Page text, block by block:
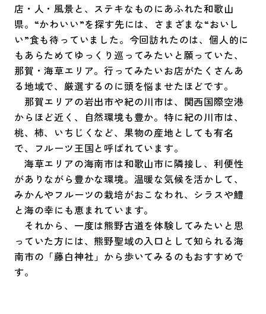
店・人・風景と、ステキなものにあふれた和歌山
県。“かわいい”を探す先には、さまざまな“おいし
い”食も待っていました。今回訪れたのは、個人的に
もあらためてゆっくり巡ってみたいと願っていた、
那賀・海草エリア。行ってみたいお店がたくさんあ
る地域で、厳選するのに頭を悩ませたほどです。
那賀エリアの岩出市や紀の川市は、関西国際空港
からほど近く、自然環境も豊か。特に紀の川市は、
桃、柿、いちじくなど、果物の産地としても有名
で、フルーツ王国と呼ばれています。
海草エリアの海南市は和歌山市に隣接し、利便性
がありながら豊かな環境。温暖な気候を活かして、
みかんやフルーツの栽培がおこなわれ、シラスや鱧
と海の幸にも恵まれています。
それから、一度は熊野古道を体験してみたいと思
っていた方には、熊野聖域の入口として知られる海
南市の「藤白神社」から歩いてみるのもおすすめで
す。